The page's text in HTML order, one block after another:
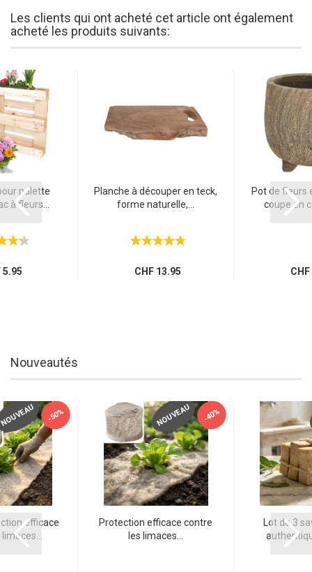
Déclaration du bois: les noms scientifiques des espèces de bois
peuvent être obtenus sur www.declaration-du-bois.ch
Les clients qui ont acheté cet article ont également
acheté les produits suivants:
palette
à fleurs...
Planche à découper en teck,
forme naturelle,...
CHF 13.95
Pot de fleurs
coupe en
Nouveautés
NOUVEAU -50%
efficace
NOUVEAU -40%
Protection efficace contre
les limaces...
Lot de 3